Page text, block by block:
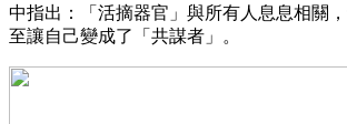
中指出：「活摘器官」與所有人息息相關
至讓自己變成了「共謀者」。